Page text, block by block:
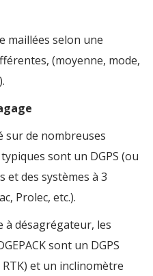
maillées selon une
(moyenne, mode,
sur de nombreuses
sont un DGPS (ou
et des systèmes à 3
Prolec, etc.).
à désagrégateur, les
sont un DGPS
et un inclinomètre